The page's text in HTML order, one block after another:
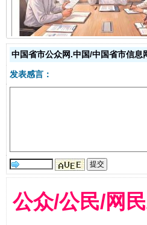
中国省市公众网.中国/中国省市信息
发表感言：
公众/公民/网